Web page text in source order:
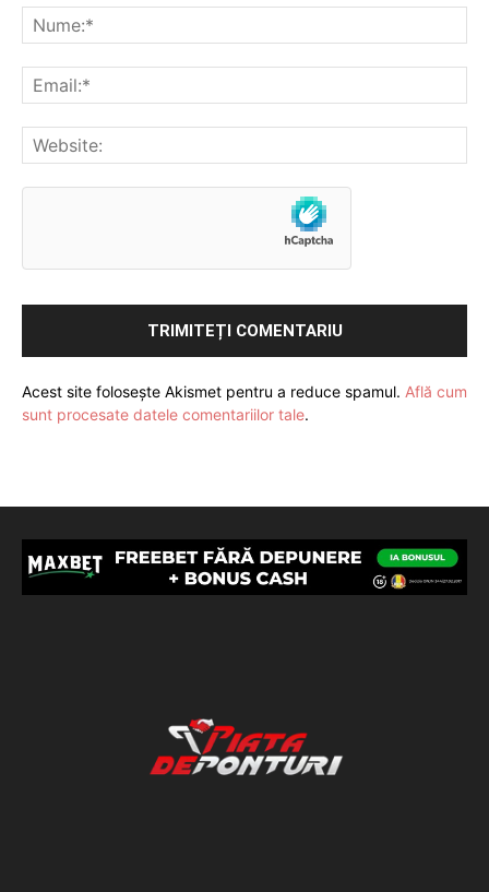
Acest site folosește Akismet pentru a reduce spamul. Află cum
sunt procesate datele comentariilor tale.